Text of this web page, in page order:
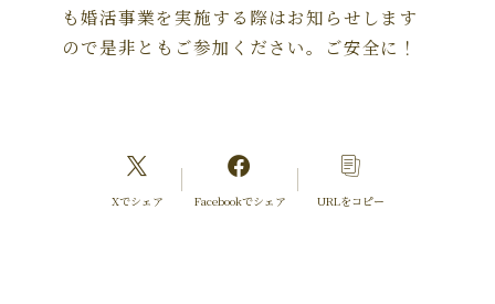
も婚活事業を実施する際はお知らせします
ので是非ともご参加ください。ご安全に！
Xでシェア Facebookでシェア URLをコピー